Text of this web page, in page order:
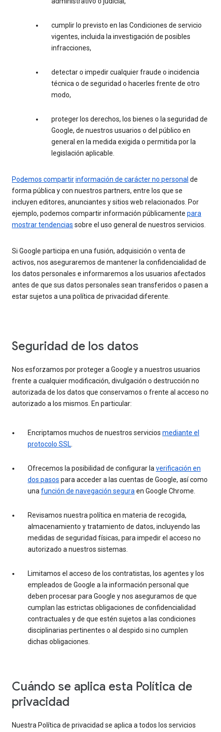
cumplir lo previsto en las Condiciones de servicio
vigentes, incluida la investigación de posibles
infracciones,
detectar o impedir cualquier fraude o incidencia
técnica o de seguridad o hacerles frente de otro
modo,
proteger los derechos, los bienes o la seguridad de
Google, de nuestros usuarios o del público en
general en la medida exigida o permitida por la
legislación aplicable.
Podemos compartirinformación de carácter no personal de
forma pública y con nuestros partners, entre los que se
incluyen editores, anunciantes y sitios web relacionados. Por
ejemplo, podemos compartir información públicamente para
mostrar tendencias sobre el uso general de nuestros servicios.
Si Google participa en una fusión, adquisición o venta de
activos, nos aseguraremos de mantener la confidencialidad de
los datos personales e informaremos a los usuarios afectados
antes de que sus datos personales sean transferidos o pasen a
estar sujetos a una política de privacidad diferente.
Seguridad de los datos
Nos esforzamos por proteger a Google y a nuestros usuarios
frente a cualquier modificación, divulgación o destrucción no
autorizada de los datos que conservamos o frente al acceso no
autorizado a los mismos. En particular:
Encriptamos muchos de nuestros servicios mediante el
protocolo SSL.
Ofrecemos la posibilidad de configurar laverificación en
dos pasos para acceder a las cuentas de Google, así como
unafunción de navegación seguraen Google Chrome.
Revisamos nuestra política en materia de recogida,
almacenamiento y tratamiento de datos, incluyendo las
medidas de seguridad físicas, para impedir el acceso no
autorizado a nuestros sistemas.
Limitamos el acceso de los contratistas, los agentes y los
empleados de Google a la información personal que
deben procesar para Google y nos aseguramos de que
cumplan las estrictas obligaciones de confidencialidad
contractuales y de que estén sujetos a las condiciones
disciplinarias pertinentes o al despido si no cumplen
dichas obligaciones.
Cuándo se aplica esta Política de
privacidad
Nuestra Política de privacidad se aplica a todos los servicios